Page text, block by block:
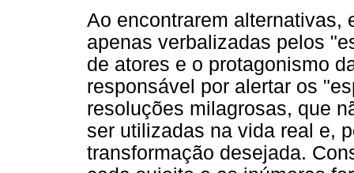
Ao encontrarem alternativas,
apenas verbalizadas pelos
de atores e o protagonismo
responsável por alertar os
resoluções milagrosas, que
ser utilizadas na vida real e,
transformação desejada.